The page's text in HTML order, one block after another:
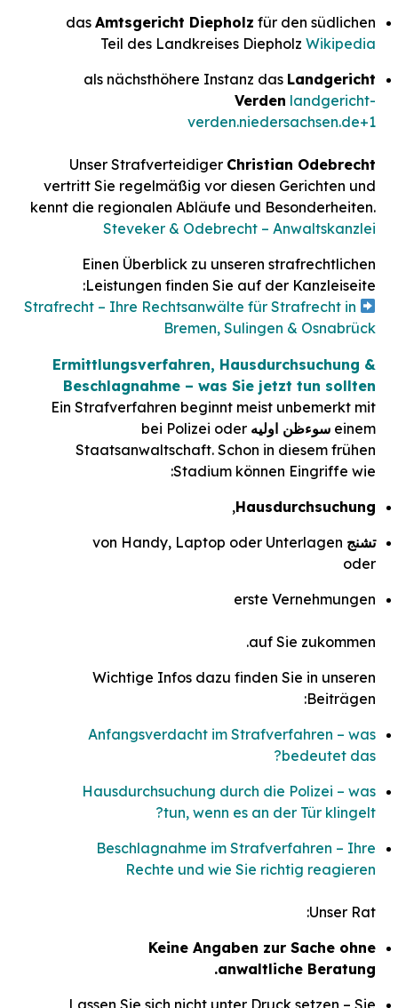
das Amtsgericht Diepholz für den südlichen
Teil des Landkreises Diepholz Wikipedia
als nächsthöhere Instanz das Landgericht
Verden landgericht-
verden.niedersachsen.de+1
Unser Strafverteidiger Christian Odebrecht
vertritt Sie regelmäßig vor diesen Gerichten und
kennt die regionalen Abläufe und Besonderheiten.
Steveker & Odebrecht – Anwaltskanzlei
Einen Überblick zu unseren strafrechtlichen
Leistungen finden Sie auf der Kanzleiseite:
Strafrecht – Ihre Rechtsanwälte für Strafrecht in
Bremen, Sulingen & Osnabrück
Ermittlungsverfahren, Hausdurchsuchung &
Beschlagnahme – was Sie jetzt tun sollten
Ein Strafverfahren beginnt meist unbemerkt mit
einem سوءظن اولیه bei Polizei oder
Staatsanwaltschaft. Schon in diesem frühen
Stadium können Eingriffe wie:
Hausdurchsuchung
,
تشنج von Handy, Laptop oder Unterlagen
oder
erste Vernehmungen
auf Sie zukommen.
Wichtige Infos dazu finden Sie in unseren
Beiträgen:
Anfangsverdacht im Strafverfahren – was
bedeutet das?
Hausdurchsuchung durch die Polizei – was
tun, wenn es an der Tür klingelt?
Beschlagnahme im Strafverfahren – Ihre
Rechte und wie Sie richtig reagieren
Unser Rat:
Keine Angaben zur Sache ohne
anwaltliche Beratung.
Lassen Sie sich nicht unter Druck setzen – Sie